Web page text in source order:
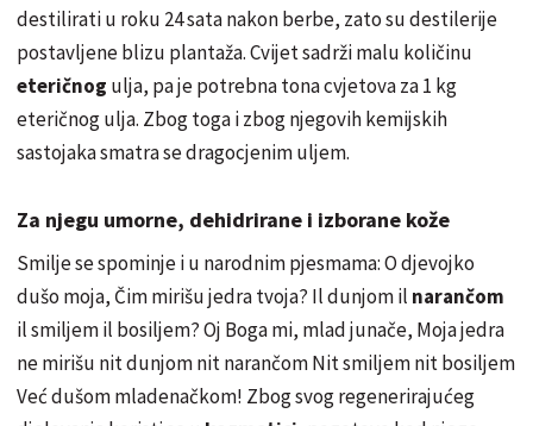
destilirati u roku 24 sata nakon berbe, zato su destilerije
postavljene blizu plantaža. Cvijet sadrži malu količinu
eteričnog ulja, pa je potrebna tona cvjetova za 1 kg
eteričnog ulja. Zbog toga i zbog njegovih kemijskih
sastojaka smatra se dragocjenim uljem.
Za njegu umorne, dehidrirane i izborane kože
Smilje se spominje i u narodnim pjesmama: O djevojko
dušo moja, Čim mirišu jedra tvoja? Il dunjom il narančom
il smiljem il bosiljem? Oj Boga mi, mlad junače, Moja jedra
ne mirišu nit dunjom nitnarančomNit smiljem nitbosiljem
Većdušom mladenačkom! Zbog svog regenerirajućeg